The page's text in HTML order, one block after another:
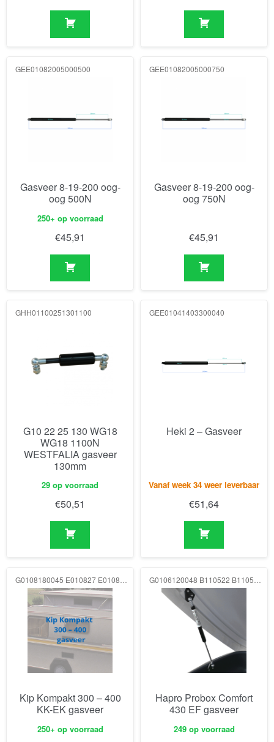
GEE01082005000500
Gasveer 8-19-200 oog-
oog 500N
250+ op voorraad
€45,91
GEE01082005000750
Gasveer 8-19-200 oog-
oog 750N
€45,91
GHH01100251301100
G10 22 25 130 WG18
WG18 1100N
WESTFALIA gasveer
130mm
29 op voorraad
€50,51
GEE01041403300040
Heki 2 – Gasveer
Vanaf week 34 weer leverbaar
€51,64
Kip Kompakt 300 – 400
KK-EK gasveer
250+ op voorraad
Hapro Probox Comfort
430 EF gasveer
249 op voorraad